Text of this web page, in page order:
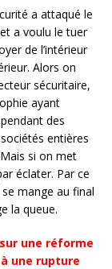
a attaqué le
a voulu le tuer
de l’intérieur
Alors on
sécuritaire,
ayant
des
entières
si on met
éclater. Par ce
mange au final
la queue.
une réforme
une rupture